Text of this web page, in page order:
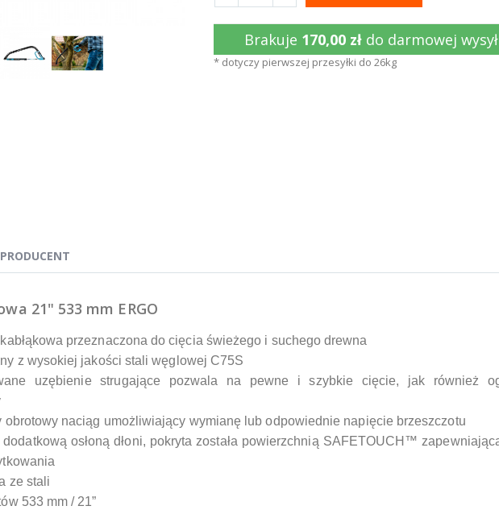
Brakuje 170,00 zł do darmowej
* dotyczy pierwszej przesyłki do 26kg
PRODUCENT
21" 533 mm ERGO
przeznaczona do cięcia świeżego i suchego drewna
z wysokiej jakości stali węglowej C75S
uzębienie strugające pozwala na pewne i szybkie cięcie, jak również
obrotowy naciąg umożliwiający wymianę lub odpowiednie napięcie brzeszczotu
osłoną dłoni, pokryta została powierzchnią SAFETOUCH™
ze stali
533 mm / 21”